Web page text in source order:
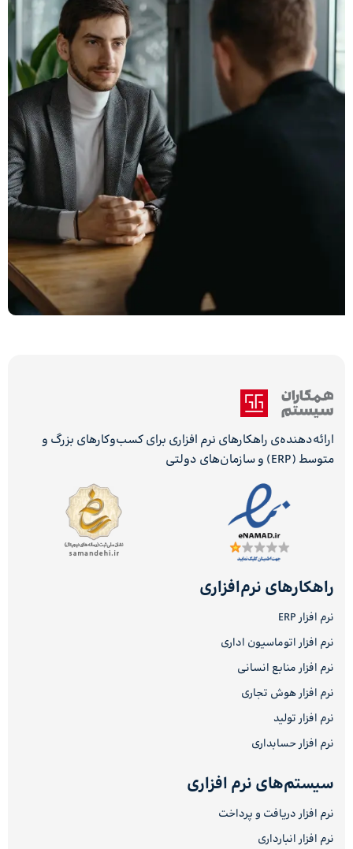
ارائه‌دهنده‌ی راهکارهای نرم افزاری برای کسب‌وکارهای بزرگ و
متوسط (ERP) و سازمان‌های دولتی
راهکارهای نرم‌افزاری
نرم افزار ERP
نرم افزار اتوماسیون اداری
نرم افزار منابع انسانی
نرم افزار هوش تجاری
نرم افزار تولید
نرم افزار حسابداری
سیستم‌های نرم افزاری
نرم افزار دریافت و پرداخت
نرم افزار انبارداری